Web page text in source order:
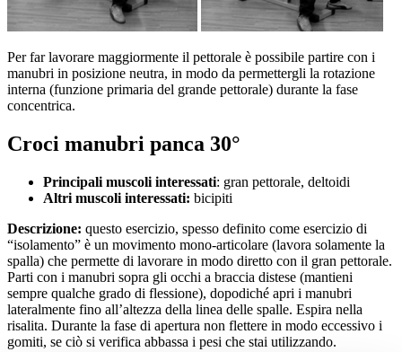
Per far lavorare maggiormente il pettorale è possibile partire con i
manubri in posizione neutra, in modo da permettergli la rotazione
interna (funzione primaria del grande pettorale) durante la fase
concentrica.
Croci manubri panca 30°
Principali muscoli interessati: gran pettorale, deltoidi
Altri muscoli interessati: bicipiti
Descrizione: questo esercizio, spesso definito come esercizio di
“isolamento” è un movimento mono-articolare (lavora solamente la
spalla) che permette di lavorare in modo diretto con il gran pettorale.
Parti con i manubri sopra gli occhi a braccia distese (mantieni
sempre qualche grado di flessione), dopodiché apri i manubri
lateralmente fino all’altezza della linea delle spalle. Espira nella
risalita. Durante la fase di apertura non flettere in modo eccessivo i
gomiti, se ciò si verifica abbassa i pesi che stai utilizzando.